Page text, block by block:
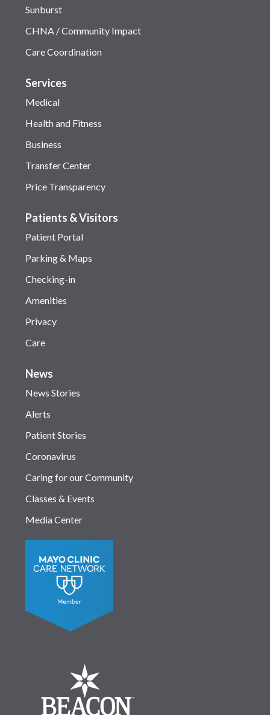
Sunburst
CHNA / Community Impact
Care Coordination
Services
Medical
Health and Fitness
Business
Transfer Center
Price Transparency
Patients & Visitors
Patient Portal
Parking & Maps
Checking-in
Amenities
Privacy
Care
News
News Stories
Alerts
Patient Stories
Coronavirus
Caring for our Community
Classes & Events
Media Center